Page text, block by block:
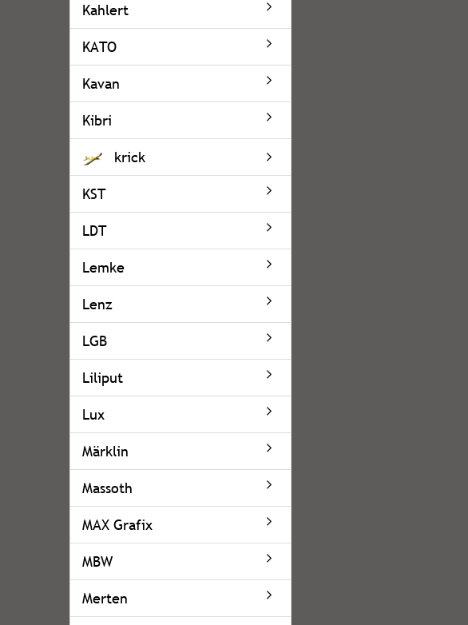
Kahlert
KATO
Kavan
Kibri
krick
KST
LDT
Lemke
Lenz
LGB
Liliput
Lux
Märklin
Massoth
MAX Grafix
MBW
Merten